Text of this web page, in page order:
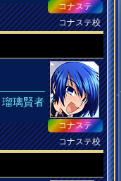
コナステ
コナステ校
瑠璃賢者
コナステ
コナステ校